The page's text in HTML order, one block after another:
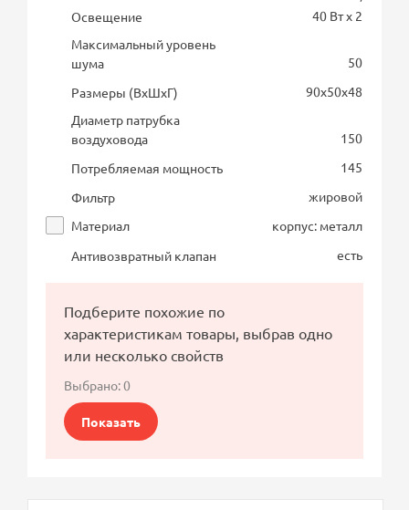
Освещение
40 Вт х 2
Максимальный уровень
шума
50
Размеры (ВхШхГ)
90х50х48
Диаметр патрубка
воздуховода
150
Потребляемая мощность
145
Фильтр
жировой
Материал
корпус: металл
Антивозвратный клапан
есть
Подберите похожие по
характеристикам товары, выбрав одно
или несколько свойств
Выбрано:0
Показать